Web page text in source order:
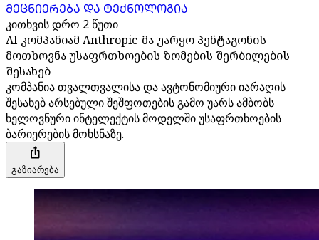
ᲛᲔᲪᲜᲘᲔᲠᲔᲑᲐ ᲓᲐ ᲢᲔᲥᲜᲝᲚᲝᲒᲘᲐ
კითხვის დრო 2 წუთი
AI კომპანიამ Anthropic-მა უარყო პენტაგონის
მოთხოვნა უსაფრთხოების ზომების შერბილების
შესახებ
კომპანია თვალთვალისა და ავტონომიური იარაღის
შესახებ არსებული შეშფოთების გამო უარს ამბობს
ხელოვნური ინტელექტის მოდელში უსაფრთხოების
ბარიერების მოხსნაზე.
გაზიარება